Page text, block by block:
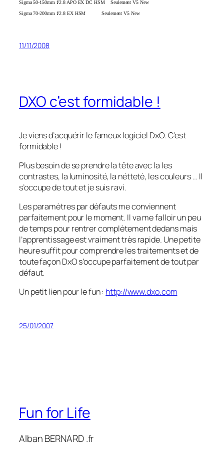
Sigma 50-150mm f/2.8 APO EX DC HSM Seulement V5 New
Sigma 70-200mm f/2.8 EX HSM Seulement V5 New
11/11/2008
DXO c’est formidable !
Je viens d’acquérir le fameux logiciel DxO. C’est
formidable !
Plus besoin de se prendre la tête avec la les
contrastes, la luminosité, la nétteté, les couleurs … Il
s’occupe de tout et je suis ravi.
Les paramètres par défauts me conviennent
parfaitement pour le moment. Il va me falloir un peu
de temps pour rentrer complètement dedans mais
l’apprentissage est vraiment très rapide. Une petite
heure suffit pour comprendre les traitements et de
toute façon DxO s’occupe parfaitement de tout par
défaut.
Un petit lien pour le fun : http://www.dxo.com
25/01/2007
Fun for Life
Alban BERNARD .fr